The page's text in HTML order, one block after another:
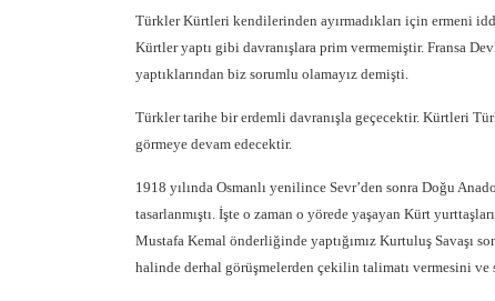
Türkler Kürtleri kendilerinden ayırmadıkları için ermeni
Kürtler yaptı gibi davranışlara prim vermemiştir. Fransa
yaptıklarından biz sorumlu olamayız demişti.
Türkler tarihe bir erdemli davranışla geçecektir. Kürtleri
görmeye devam edecektir.
1918 yılında Osmanlı yenilince Sevr’den sonra Doğu
tasarlanmıştı. İşte o zaman o yörede yaşayan Kürt
Mustafa Kemal önderliğinde yaptığımız Kurtuluş Savaşı
halinde derhal görüşmelerden çekilin talimatı vermesini ve